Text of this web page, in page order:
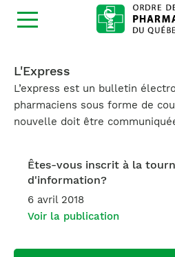
Ouvrir
la
L'Express
L’express est un bulletin
pharmaciens sous forme de
nouvelle doit être
Êtes-vous inscrit à la
d'information?
6 avril 2018
Voir la publication